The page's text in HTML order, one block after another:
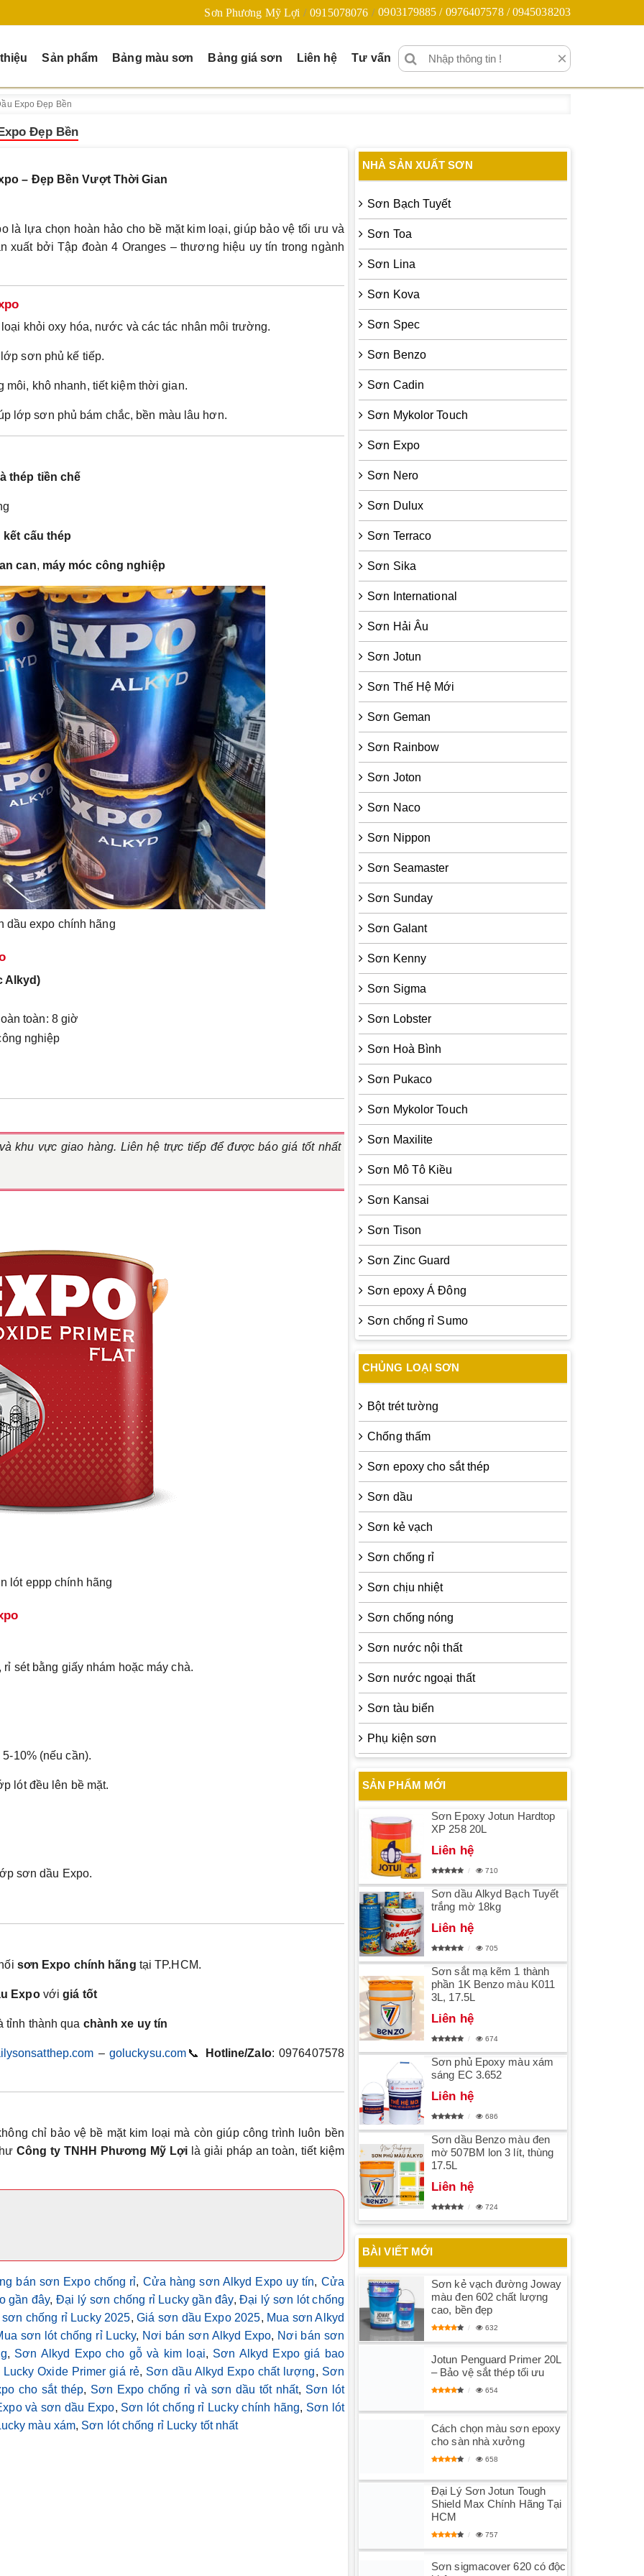
Sơn Phương Mỹ Lợi 0915078076 0903179885 / 0976407578 / 0945038203
Sản phẩm Bảng màu sơn Bảng giá sơn Liên hệ Tư vấn ×
Expo Đẹp Bền
Đẹp Bền
– Đẹp Bền Vượt Thời Gian
là lựa chọn hoàn hảo cho bề mặt kim loại, giúp bảo vệ tối ưu và
xuất bởi Tập đoàn 4 Oranges – thương hiệu uy tín trong ngành
khỏi oxy hóa, nước và các tác nhân môi trường.
sơn phủ kế tiếp.
khô nhanh, tiết kiệm thời gian.
lớp sơn phủ bám chắc, bền màu lâu hơn.
thép tiền chế
cấu thép
can, máy móc công nghiệp
dầu expo chính hãng
Alkyd)
toàn: 8 giờ
nghiệp
khu vực giao hàng. Liên hệ trực tiếp để được báo giá tốt nhất
lót eppp chính hãng
sét bằng giấy nhám hoặc máy chà.
10% (nếu cần).
lót đều lên bề mặt.
sơn dầu Expo.
sơn Expo chính hãng tại TP.HCM.
Expovớigiá tốt
tỉnh thành qua chành xe uy tín
– goluckysu.com 📞 Hotline/Zalo: 0976407578
chỉ bảo vệ bề mặt kim loại mà còn giúp công trình luôn bền
Công ty TNHH Phương Mỹ Lợi là giải pháp an toàn, tiết kiệm
bán sơn Expo chống rỉ, Cửa hàng sơn Alkyd Expo uy tín, Cửa
gần đây,Đại lý sơn chống rỉ Lucky gần đây,Đại lý sơn lót chống
sơn chống rỉ Lucky 2025,Giá sơn dầu Expo 2025, Mua sơn Alkyd
sơn lót chống rỉ Lucky, Nơi bán sơn Alkyd Expo, Nơi bán sơn
, Sơn Alkyd Expo cho gỗ và kim loại, Sơn Alkyd Expo giá bao
Oxide Primer giá rẻ, Sơn dầu Alkyd Expo chất lượng, Sơn
cho sắt thép, Sơn Expo chống rỉ và sơn dầu tốt nhất, Sơn lót
và sơn dầu Expo, Sơn lót chống rỉ Lucky chính hãng, Sơn lót
màu xám, Sơn lót chống rỉ Lucky tốt nhất
NHÀ SẢN XUẤT SƠN
Sơn Bạch Tuyết
Sơn Toa
Sơn Lina
Sơn Kova
Sơn Spec
Sơn Benzo
Sơn Cadin
Sơn Mykolor Touch
Sơn Expo
Sơn Nero
Sơn Dulux
Sơn Terraco
Sơn Sika
Sơn International
Sơn Hải Âu
Sơn Jotun
Sơn Thế Hệ Mới
Sơn Geman
Sơn Rainbow
Sơn Joton
Sơn Naco
Sơn Nippon
Sơn Seamaster
Sơn Sunday
Sơn Galant
Sơn Kenny
Sơn Sigma
Sơn Lobster
Sơn Hoà Bình
Sơn Pukaco
Sơn Mykolor Touch
Sơn Maxilite
Sơn Mô Tô Kiều
Sơn Kansai
Sơn Tison
Sơn Zinc Guard
Sơn epoxy Á Đông
Sơn chống rỉ Sumo
CHỦNG LOẠI SƠN
Bột trét tường
Chống thấm
Sơn epoxy cho sắt thép
Sơn dầu
Sơn kẻ vạch
Sơn chống rỉ
Sơn chịu nhiệt
Sơn chống nóng
Sơn nước nội thất
Sơn nước ngoại thất
Sơn tàu biển
Phụ kiện sơn
SẢN PHẨM MỚI
Sơn Epoxy Jotun Hardtop
XP 258 20L
Liên hệ
710
Sơn dầu Alkyd Bạch Tuyết
trắng mờ 18kg
Liên hệ
705
Sơn sắt mạ kẽm 1 thành
phần 1K Benzo màu K011
3L, 17.5L
Liên hệ
674
Sơn phủ Epoxy màu xám
sáng EC 3.652
Liên hệ
686
Sơn dầu Benzo màu đen
mờ 507BM lon 3 lít, thùng
17.5L
Liên hệ
724
BÀI VIẾT MỚI
Sơn kẻ vạch đường Joway
màu đen 602 chất lượng
cao, bền đẹp
632
Jotun Penguard Primer 20L
– Bảo vệ sắt thép tối ưu
654
Cách chọn màu sơn epoxy
cho sàn nhà xưởng
658
Đại Lý Sơn Jotun Tough
Shield Max Chính Hãng Tại
HCM
757
Sơn sigmacover 620 có độc